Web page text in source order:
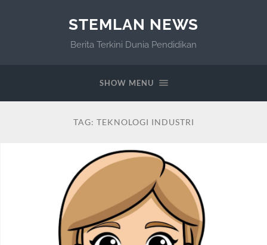
STEMLAN NEWS
Berita Terkini Dunia Pendidikan
SHOW MENU
TAG: TEKNOLOGI INDUSTRI